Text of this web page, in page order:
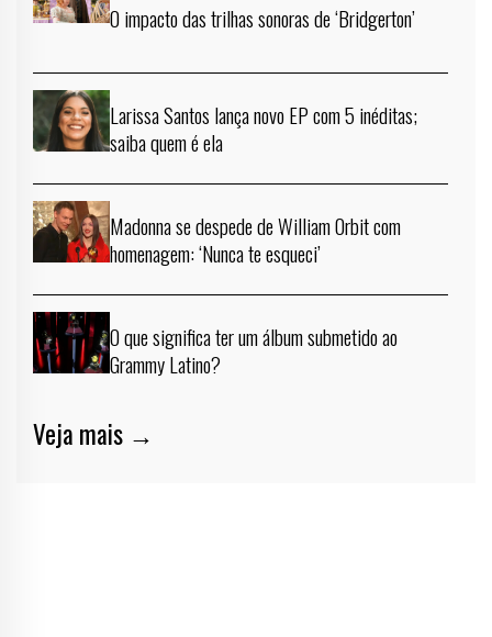
O impacto das trilhas sonoras de ‘Bridgerton’
Larissa Santos lança novo EP com 5 inéditas;
saiba quem é ela
Madonna se despede de William Orbit com
homenagem: ‘Nunca te esqueci’
O que significa ter um álbum submetido ao
Grammy Latino?
Veja mais →